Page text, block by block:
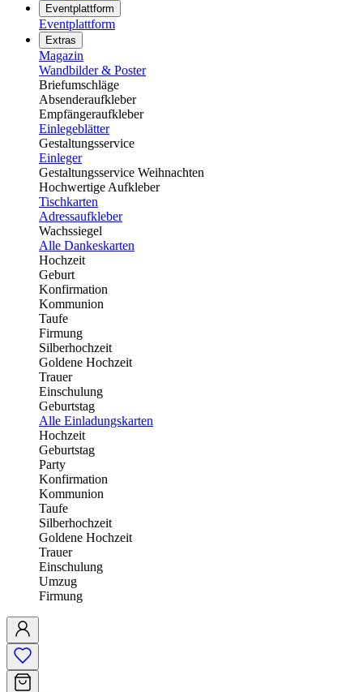
Eventplattform
Eventplattform
Extras
Magazin
Wandbilder & Poster
Briefumschläge
Absenderaufkleber
Empfängeraufkleber
Einlegeblätter
Gestaltungsservice
Einleger
Gestaltungsservice Weihnachten
Hochwertige Aufkleber
Tischkarten
Adressaufkleber
Wachssiegel
Alle Dankeskarten
Hochzeit
Geburt
Konfirmation
Kommunion
Taufe
Firmung
Silberhochzeit
Goldene Hochzeit
Trauer
Einschulung
Geburtstag
Alle Einladungskarten
Hochzeit
Geburtstag
Party
Konfirmation
Kommunion
Taufe
Silberhochzeit
Goldene Hochzeit
Trauer
Einschulung
Umzug
Firmung